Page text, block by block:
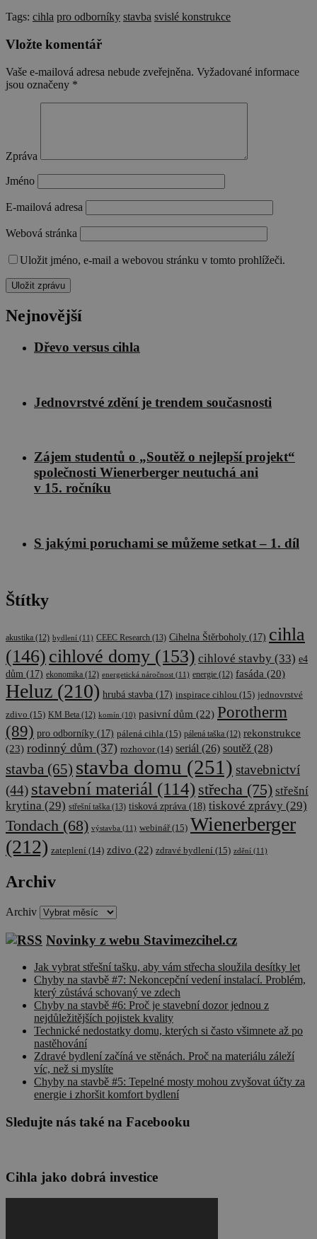
Tags: cihla pro odborníky stavba svislé konstrukce
Vložte komentář
Vaše e-mailová adresa nebude zveřejněna. Vyžadované informace
jsou označeny *
Zpráva
Jméno
E-mailová adresa
Webová stránka
Uložit jméno, e-mail a webovou stránku v tomto prohlížeči.
Nejnovější
Dřevo versus cihla
Jednovrstvé zdění je trendem současnosti
Zájem studentů o „Soutěž o nejlepší projekt“
společnosti Wienerberger neutuchá ani
v 15. ročníku
S jakými poruchami se můžeme setkat – 1. díl
Štítky
akustika (12) bydlení (11) CEEC Research (13) Cihelna Štěrboholy (17) cihla
(146) cihlové domy (153) cihlové stavby (33) e4
dům (17) ekonomika (12) energetická náročnost (11) energie (12) fasáda (20)
Heluz (210) hrubá stavba (17) inspirace cihlou (15) jednovrstvé
zdivo (15) KM Beta (12) komín (10) pasivní dům (22) Porotherm
(89) pro odborníky (17) pálená cihla (15) pálená taška (12) rekonstrukce
(23) rodinný dům (37) rozhovor(14) seriál (26) soutěž (28)
stavba (65) stavba domu (251) stavebnictví
(44) stavební materiál (114) střecha (75) střešní
krytina (29) střešní taška (13) tisková zpráva (18) tiskové zprávy (29)
Tondach (68) výstavba (11) webinář(15) Wienerberger
(212) zateplení (14) zdivo (22) zdravé bydlení (15) zdění (11)
Archiv
Archiv
Novinky z webu Stavimezcihel.cz
Jak vybrat střešní tašku, aby vám střecha sloužila desítky let
Chyby na stavbě #7: Nekoncepční vedení instalací. Problém,
který zůstává schovaný ve zdech
Chyby na stavbě #6: Proč je stavební dozor jednou z
nejdůležitějších pojistek kvality
Technické nedostatky domu, kterých si často všimnete až po
nastěhování
Zdravé bydlení začíná ve stěnách. Proč na materiálu záleží
víc, než si myslíte
Chyby na stavbě #5: Tepelné mosty mohou zvyšovat účty za
energie i zhoršit komfort bydlení
Sledujte nás také na Facebooku
Cihla jako dobrá investice